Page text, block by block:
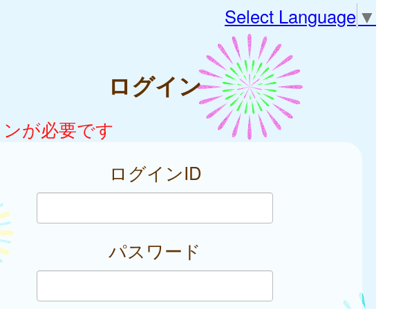
Select Language ▼
ログイン
が必要です
ログインID
パスワード